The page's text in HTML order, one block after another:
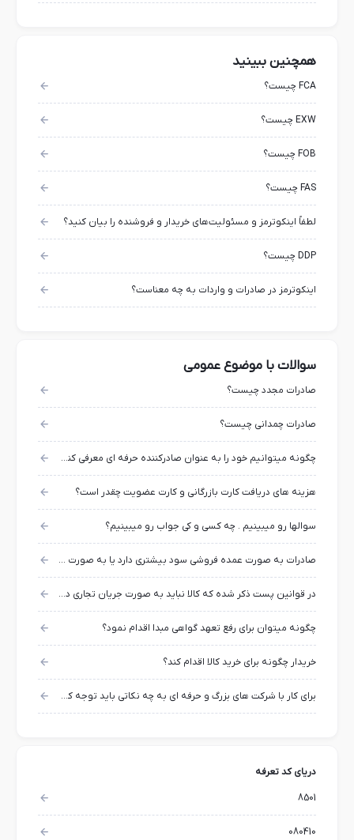
همچنین ببینید
FCA چیست؟
EXW چیست؟
FOB چیست؟
FAS چیست؟
لطفاً اینکوترمز و مسئولیت‌های خریدار و فروشنده را بیان کنید؟
DDP چیست؟
اینکوترمز در صادرات و واردات به چه معناست؟
سوالات با موضوع عمومی
صادرات مجدد چیست؟
صادرات چمدانی چیست؟
چگونه میتوانیم خود را به عنوان صادرکننده حرفه ای معرفی کنیم؟
هزینه های دریافت کارت بازرگانی و کارت عضویت چقدر است؟
سوالها رو میبینیم . چه کسی و کی جواب رو میبینیم؟
صادرات به صورت عمده فروشی سود بیشتری دارد یا به صورت خرده فروشی و بسته بندی شده؟
در قوانین پست ذکر شده که کالا نباید به صورت جریان تجاری در بیاید ، منظور از جریان تجاری چیست؟
چگونه می­توان برای رفع تعهد گواهی مبدا اقدام نمود؟
خریدار چگونه برای خرید کالا اقدام کند؟
برای کار با شرکت های بزرگ و حرفه ای به چه نکاتی باید توجه کرد؟
دریای کد تعرفه
8501
080410